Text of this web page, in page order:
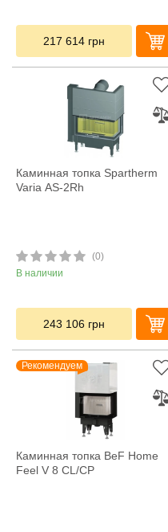
217 614 грн
Каминная топка Spartherm
Varia AS-2Rh
(0)
В наличии
243 106 грн
Рекомендуем
Каминная топка BeF Home
Feel V 8 CL/CP